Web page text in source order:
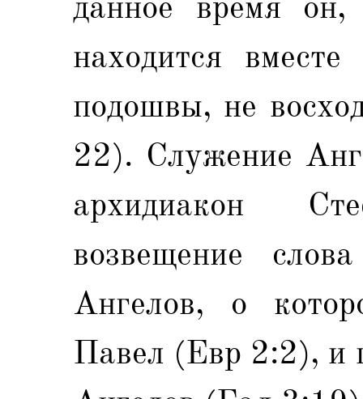
находится
подошвы, не
22). Служение
архидиакон
возвещение
Ангелов, о
Павел (Евр 2:2), и